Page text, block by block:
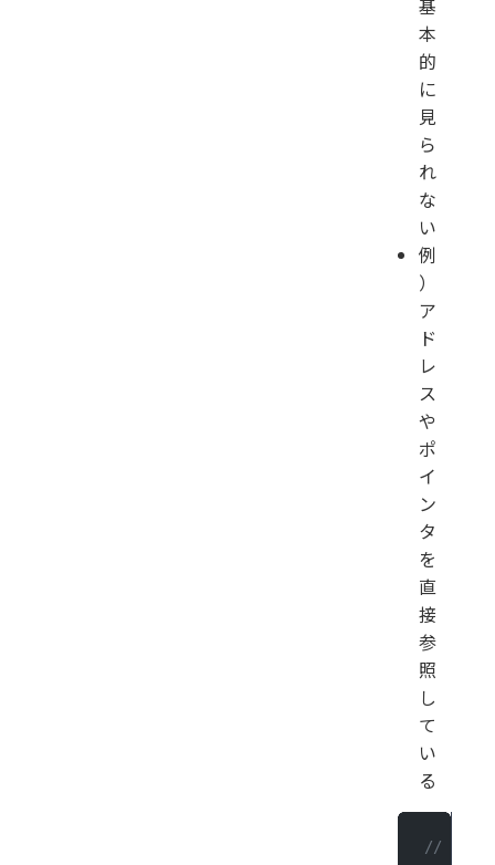
基
本
的
に
見
ら
れ
な
い
例
）
ア
ド
レ
ス
や
ポ
イ
ン
タ
を
直
接
参
照
し
て
い
る
// あまり